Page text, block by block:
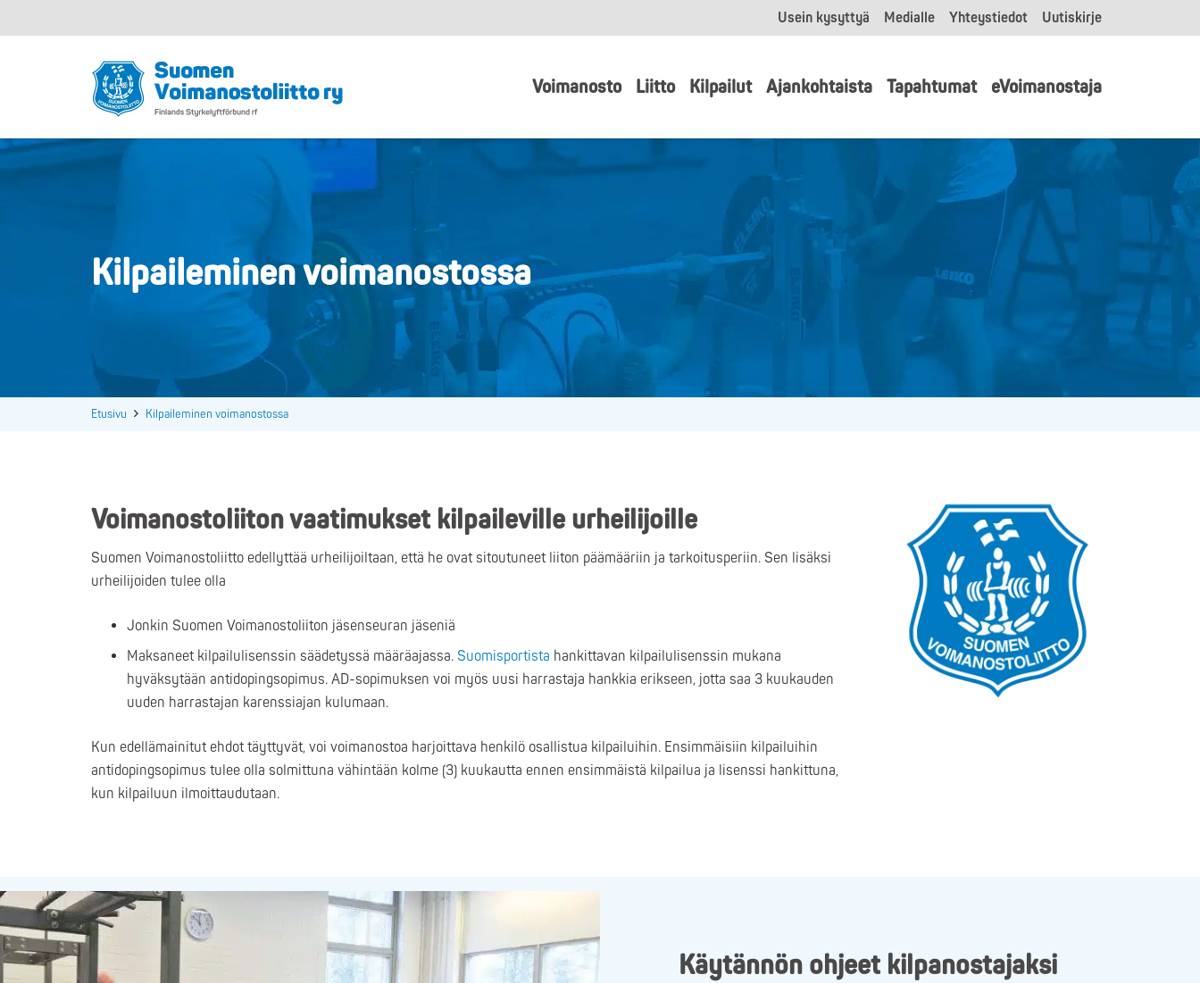
Usein kysyttyä Medialle Yhteystiedot Uutiskirje
Voimanosto Liitto Kilpailut Ajankohtaista Tapahtumat eVoimanostaja
Kilpaileminen voimanostossa
Etusivu Kilpaileminen voimanostossa
Voimanostoliiton vaatimukset kilpaileville urheilijoille
Suomen Voimanostoliitto edellyttää urheilijoiltaan, että he ovat sitoutuneet liiton päämääriin ja tarkoitusperiin. Sen lisäksi
urheilijoiden tulee olla
Jonkin Suomen Voimanostoliiton jäsenseuran jäseniä
Maksaneet kilpailulisenssin säädetyssä määräajassa. Suomisportista hankittavan kilpailulisenssin mukana
hyväksytään antidopingsopimus. AD-sopimuksen voi myös uusi harrastaja hankkia erikseen, jotta saa 3 kuukauden
uuden harrastajan karenssiajan kulumaan.
Kun edellämainitut ehdot täyttyvät, voi voimanostoa harjoittava henkilö osallistua kilpailuihin. Ensimmäisiin kilpailuihin
antidopingsopimus tulee olla solmittuna vähintään kolme (3) kuukautta ennen ensimmäistä kilpailua ja lisenssi hankittuna,
kun kilpailuun ilmoittaudutaan.
Käytännön ohjeet kilpanostajaksi